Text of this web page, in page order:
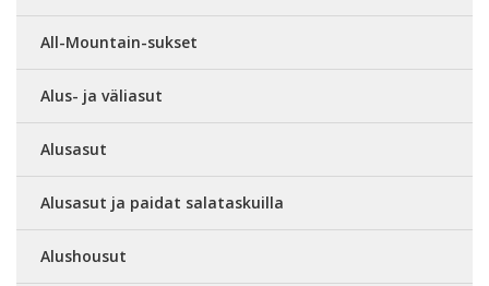
All-Mountain-sukset
Alus- ja väliasut
Alusasut
Alusasut ja paidat salataskuilla
Alushousut